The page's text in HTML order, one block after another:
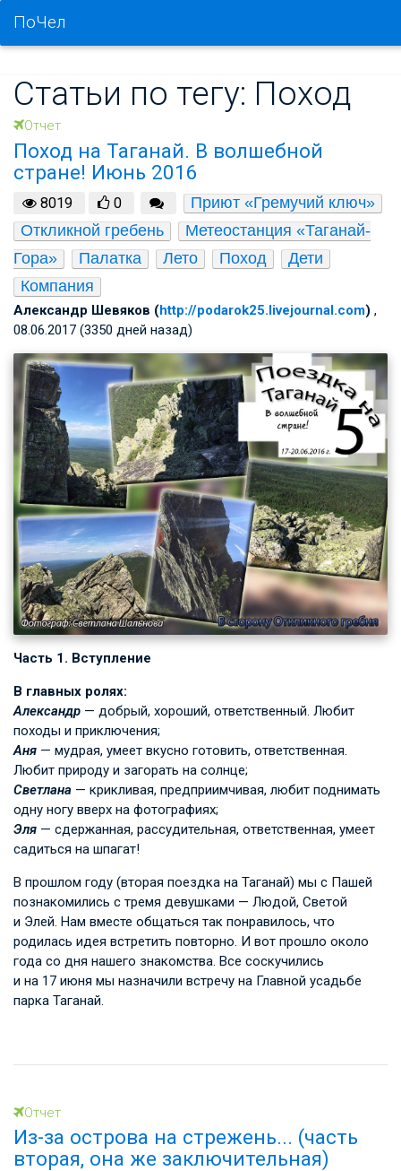
ПоЧел
Статьи по тегу: Поход
Отчет
Поход на Таганай. В волшебной
стране! Июнь 2016
8019 0
Приют «Гремучий ключ»
Откликной гребень
Метеостанция «Таганай-
Гора»
Палатка Лето Поход
Дети
Компания
Александр Шевяков (http://podarok25.livejournal.com) ,
08.06.2017 (3350 дней назад)
Часть 1. Вступление
В главных ролях:
Александр — добрый, хороший, ответственный. Любит
походы и приключения;
Аня — мудрая, умеет вкусно готовить, ответственная.
Любит природу и загорать на солнце;
Светлана — крикливая, предприимчивая, любит поднимать
одну ногу вверх на фотографиях;
Эля — сдержанная, рассудительная, ответственная, умеет
садиться на шпагат!
В прошлом году (вторая поездка на Таганай) мы с Пашей
познакомились с тремя девушками — Людой, Светой
и Элей. Нам вместе общаться так понравилось, что
родилась идея встретить повторно. И вот прошло около
года со дня нашего знакомства. Все соскучились
и на 17 июня мы назначили встречу на Главной усадьбе
парка Таганай.
Отчет
Из-за острова на стрежень... (часть
вторая, она же заключительная)